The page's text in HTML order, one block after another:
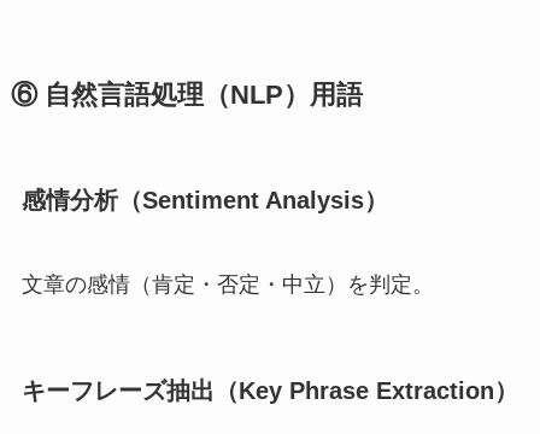
⑥ 自然言語処理（NLP）用語
感情分析（Sentiment Analysis）
文章の感情（肯定・否定・中立）を判定。
キーフレーズ抽出（Key Phrase Extraction）